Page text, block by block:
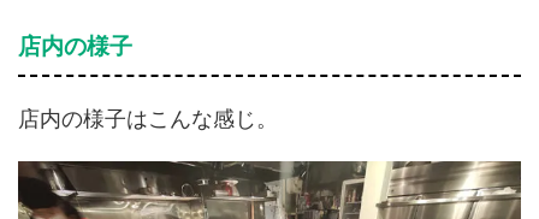
店内の様子
店内の様子はこんな感じ。